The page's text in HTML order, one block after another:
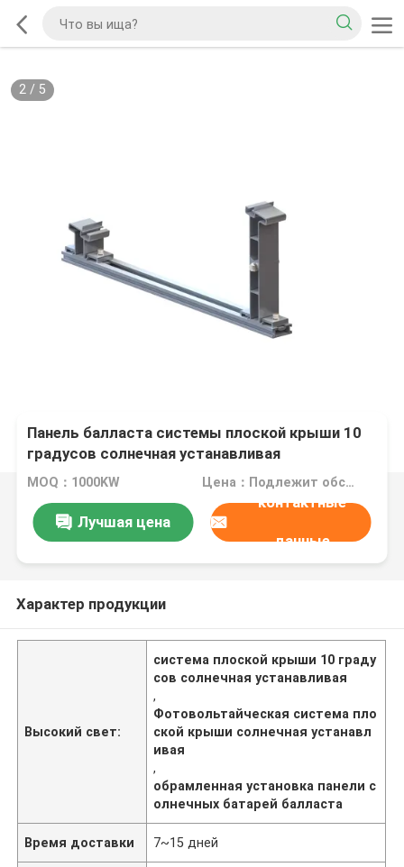
2/ 5
Панель балласта системы плоской крыши 10
градусов солнечная устанавливая
фотовольтайческая обрамленная
MOQ：1000KW Цена：Подлежит обсуждению
Лучшая цена
контактные
данные
Характер продукции
Высокий свет:
система плоской крыши 10 граду
сов солнечная устанавливая
,
Фотовольтайческая система пло
ской крыши солнечная устанавл
ивая
,
обрамленная установка панели с
олнечных батарей балласта
Время доставки 7~15 дней